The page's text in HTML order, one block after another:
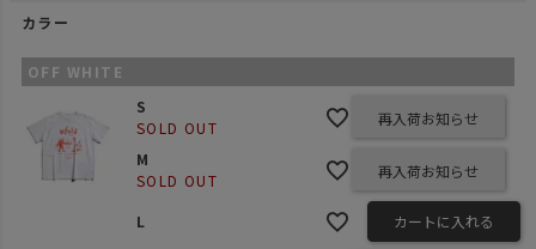
カラー
OFF WHITE
S
SOLD OUT
再入荷お知らせ
M
SOLD OUT
再入荷お知らせ
L
カートに入れる